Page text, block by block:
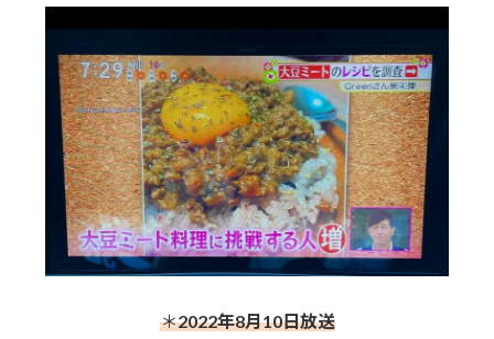
＊2022年8月10日放送